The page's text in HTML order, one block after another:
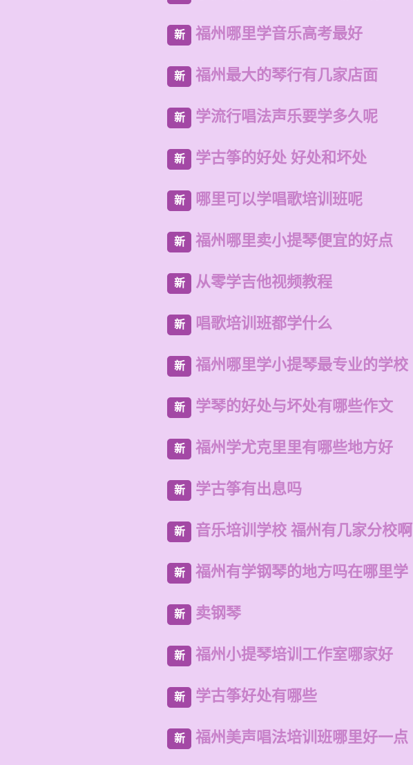
新 福州哪里学音乐高考最好
新 福州最大的琴行有几家店面
新 学流行唱法声乐要学多久呢
新 学古筝的好处 好处和坏处
新 哪里可以学唱歌培训班呢
新 福州哪里卖小提琴便宜的好点
新 从零学吉他视频教程
新 唱歌培训班都学什么
新 福州哪里学小提琴最专业的学校
新 学琴的好处与坏处有哪些作文
新 福州学尤克里里有哪些地方好
新 学古筝有出息吗
新 音乐培训学校 福州有几家分校啊
新 福州有学钢琴的地方吗在哪里学
新 卖钢琴
新 福州小提琴培训工作室哪家好
新 学古筝好处有哪些
新 福州美声唱法培训班哪里好一点